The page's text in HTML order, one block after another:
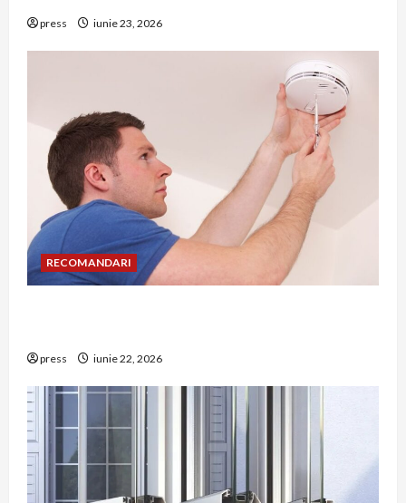
press iunie 23, 2026
RECOMANDARI
press iunie 22, 2026